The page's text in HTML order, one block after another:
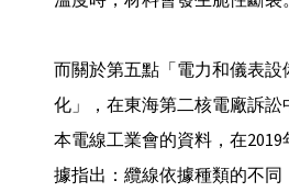
而關於第五點「電力和儀表設
化」，在東海第二核電廠訴訟
本電線工業會的資料，在
據指出：纜線依據種類的不同